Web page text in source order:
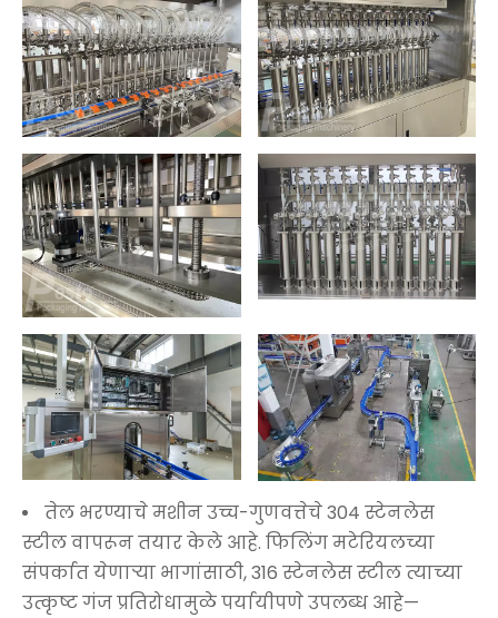
तेल भरण्याचे मशीन उच्च-गुणवत्तेचे 304 स्टेनलेस
स्टील वापरून तयार केले आहे. फिलिंग मटेरियलच्या
संपर्कात येणाऱ्या भागांसाठी, 316 स्टेनलेस स्टील त्याच्या
उत्कृष्ट गंज प्रतिरोधामुळे पर्यायीपणे उपलब्ध आहे—